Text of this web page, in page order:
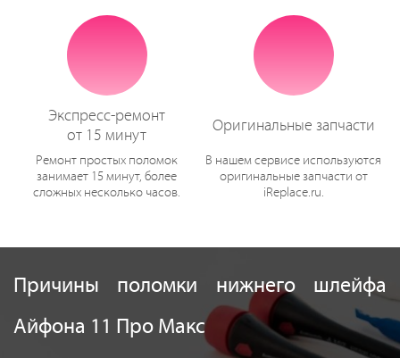
Экспресс-ремонт
от 15 минут
Ремонт простых поломок
занимает 15 минут, более
сложных несколько часов.
Оригинальные запчасти
В нашем сервисе используются
оригинальные запчасти от
iReplace.ru.
Причины поломки нижнего шлейфа
Айфона 11 Про Макс